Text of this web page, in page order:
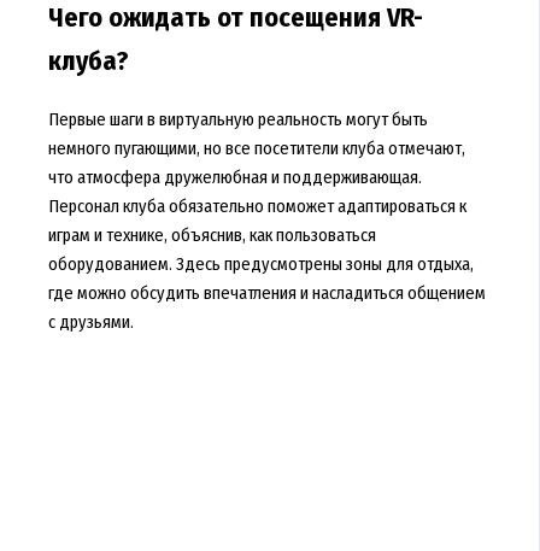
Чего ожидать от посещения VR-
клуба?
Первые шаги в виртуальную реальность могут быть
немного пугающими, но все посетители клуба отмечают,
что атмосфера дружелюбная и поддерживающая.
Персонал клуба обязательно поможет адаптироваться к
играм и технике, объяснив, как пользоваться
оборудованием. Здесь предусмотрены зоны для отдыха,
где можно обсудить впечатления и насладиться общением
с друзьями.